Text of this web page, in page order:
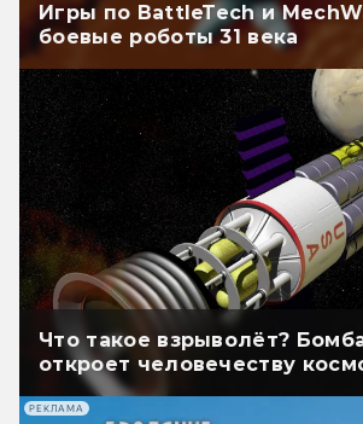
Игры по BattleTech и
боевые роботы 31 века
Что такое взрыволёт?
откроет человечеству
РЕКЛАМА